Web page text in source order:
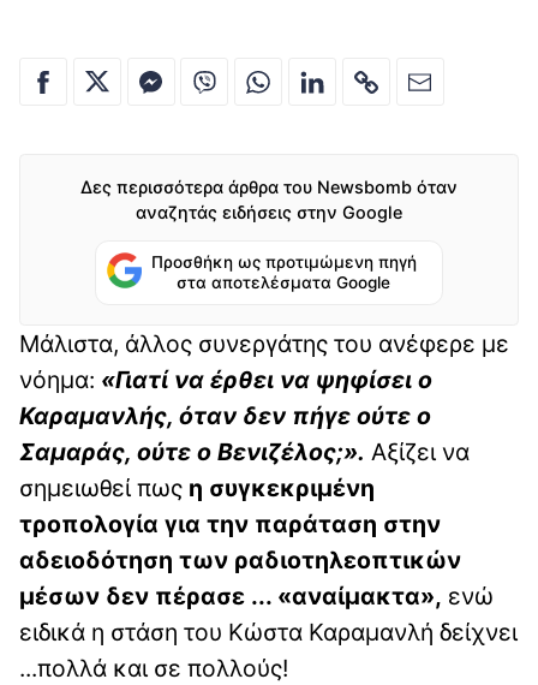
Δες περισσότερα άρθρα του Newsbomb όταν
αναζητάς ειδήσεις στην Google
Προσθήκη ως προτιμώμενη πηγή
στα αποτελέσματα Google
Μάλιστα, άλλος συνεργάτης του ανέφερε με
νόημα: «Γιατί να έρθει να ψηφίσει ο
Καραμανλής, όταν δεν πήγε ούτε ο
Σαμαράς, ούτε ο Βενιζέλος;». Αξίζει να
σημειωθεί πως η συγκεκριμένη
τροπολογία για την παράταση στην
αδειοδότηση των ραδιοτηλεοπτικών
μέσων δεν πέρασε ... «αναίμακτα», ενώ
ειδικά η στάση του Κώστα Καραμανλή δείχνει
...πολλά και σε πολλούς!